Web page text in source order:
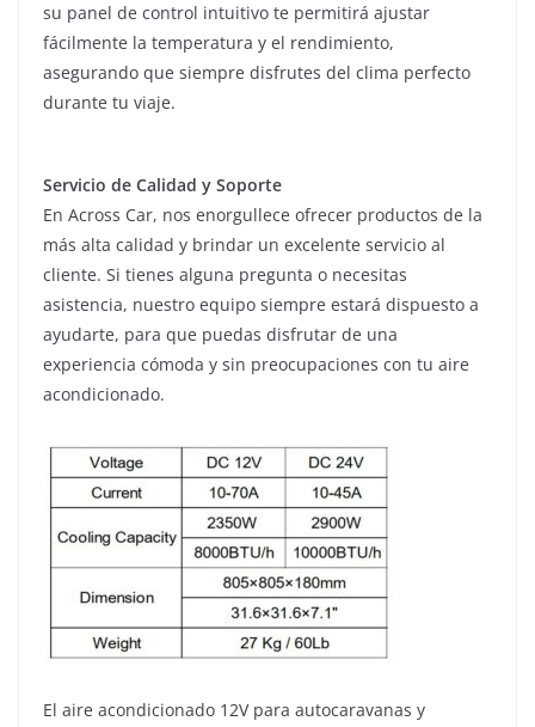
su panel de control intuitivo te permitirá ajustar
fácilmente la temperatura y el rendimiento,
asegurando que siempre disfrutes del clima perfecto
durante tu viaje.
Servicio de Calidad y Soporte
En Across Car, nos enorgullece ofrecer productos de la
más alta calidad y brindar un excelente servicio al
cliente. Si tienes alguna pregunta o necesitas
asistencia, nuestro equipo siempre estará dispuesto a
ayudarte, para que puedas disfrutar de una
experiencia cómoda y sin preocupaciones con tu aire
acondicionado.
El aire acondicionado 12V para autocaravanas y